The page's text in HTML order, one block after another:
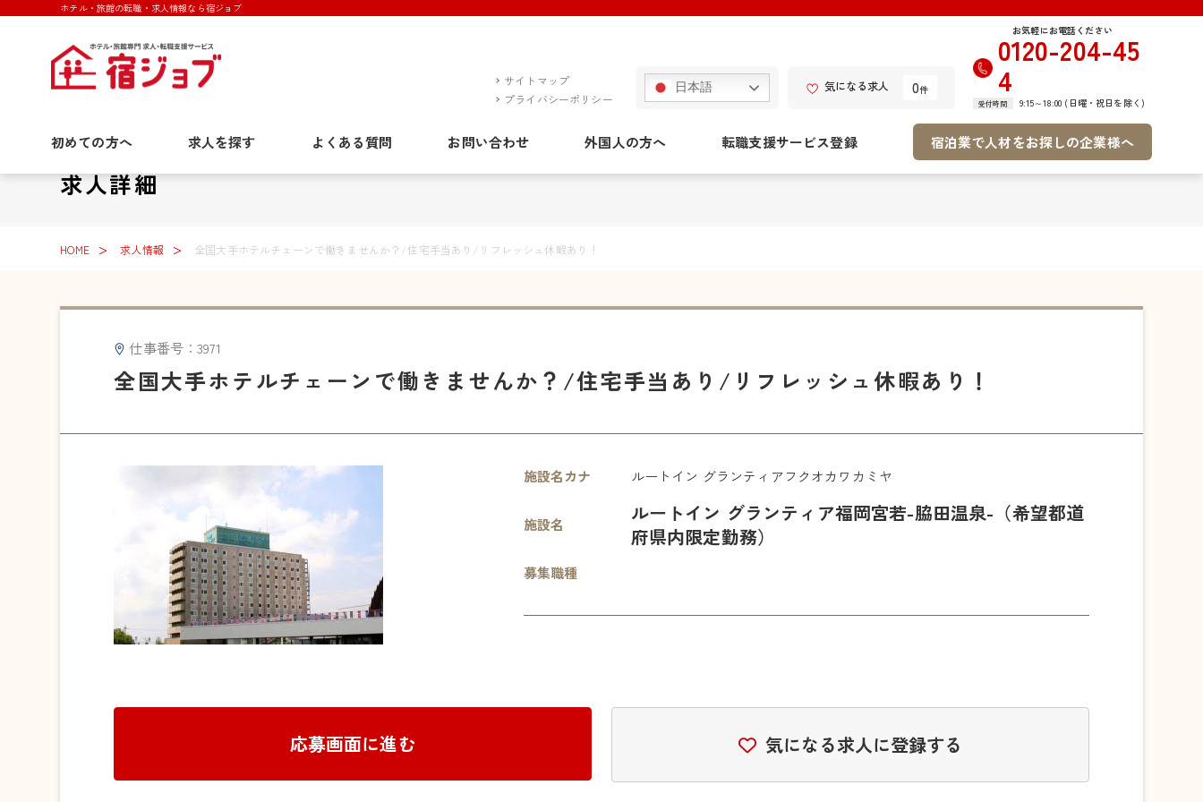
ホテル・旅館の転職・求人情報なら宿ジョブ
サイトマップ
プライバシーポリシー
日本語 気になる求人 0件
お気軽にお電話ください
0120-204-45
4
受付時間 9:15～18:00 (日曜・祝日を除く)
初めての方へ 求人を探す よくある質問 お問い合わせ 外国人の方へ 転職支援サービス登録 宿泊業で人材をお探しの企業様へ
求人詳細
HOME 求人情報 全国大手ホテルチェーンで働きませんか？/住宅手当あり/リフレッシュ休暇あり！
仕事番号：3971
全国大手ホテルチェーンで働きませんか？/住宅手当あり/リフレッシュ休暇あり！
施設名カナ ルートイン グランティアフクオカワカミヤ
施設名
ルートイン グランティア福岡宮若-脇田温泉-（希望都道
府県内限定勤務）
募集職種
応募画面に進む 気になる求人に登録する